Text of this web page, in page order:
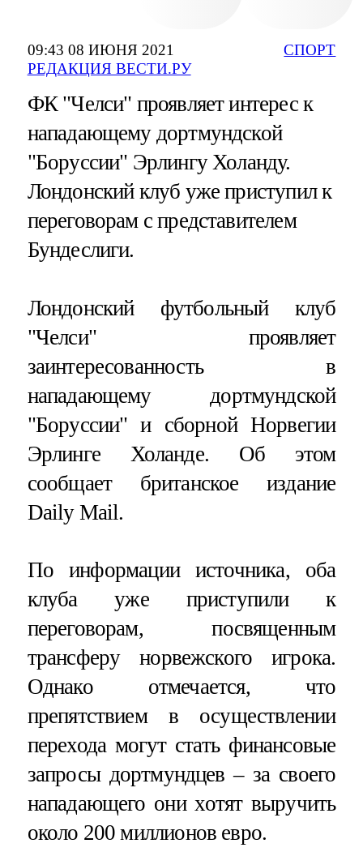
09:43 08 ИЮНЯ 2021
РЕДАКЦИЯ ВЕСТИ.РУ
СПОРТ
ФК "Челси" проявляет интерес к
нападающему дортмундской
"Боруссии" Эрлингу Холанду.
Лондонский клуб уже приступил к
переговорам с представителем
Бундеслиги.
Лондонский футбольный клуб
"Челси" проявляет
заинтересованность в
нападающему дортмундской
"Боруссии" и сборной Норвегии
Эрлинге Холанде. Об этом
сообщает британское издание
Daily Mail.
По информации источника, оба
клуба уже приступили к
переговорам, посвященным
трансферу норвежского игрока.
Однако отмечается, что
препятствием в осуществлении
перехода могут стать финансовые
запросы дортмундцев – за своего
нападающего они хотят выручить
около 200 миллионов евро.